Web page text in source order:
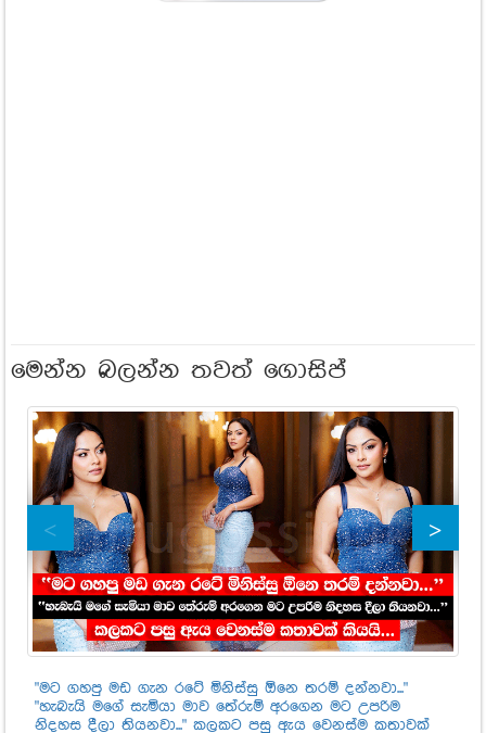
මෙන්න බලන්න තවත් ගොසිප්
"මට ගහපු මඩ ගැන රටේ මිනිස්සු ඕනෙ තරම් දන්නවා..."
"හැබැයි මගේ සැමියා මාව තේරුම් අරගෙන මට උපරිම
නිදහස දීලා තියනවා..." කලකට පසු ඇය වෙනස්ම කතාවක්